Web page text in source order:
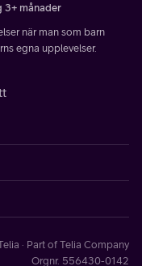
3+ månader
när man som barn
egna upplevelser.
· Part of Telia Company
Orgnr. 556430-0142